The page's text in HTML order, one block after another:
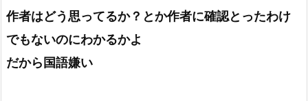
作者はどう思ってるか？とか作者に確認とったわけ
でもないのにわかるかよ
だから国語嫌い